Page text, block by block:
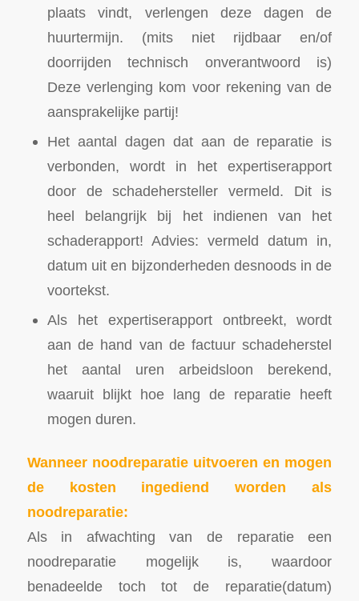
plaats vindt, verlengen deze dagen de
huurtermijn. (mits niet rijdbaar en/of
doorrijden technisch onverantwoord is)
Deze verlenging kom voor rekening van de
aansprakelijke partij!
Het aantal dagen dat aan de reparatie is
verbonden, wordt in het expertiserapport
door de schadehersteller vermeld. Dit is
heel belangrijk bij het indienen van het
schaderapport! Advies: vermeld datum in,
datum uit en bijzonderheden desnoods in de
voortekst.
Als het expertiserapport ontbreekt, wordt
aan de hand van de factuur schadeherstel
het aantal uren arbeidsloon berekend,
waaruit blijkt hoe lang de reparatie heeft
mogen duren.
Wanneer noodreparatie uitvoeren en mogen
de kosten ingediend worden als
noodreparatie:
Als in afwachting van de reparatie een
noodreparatie mogelijk is, waardoor
benadeelde toch tot de reparatie(datum)